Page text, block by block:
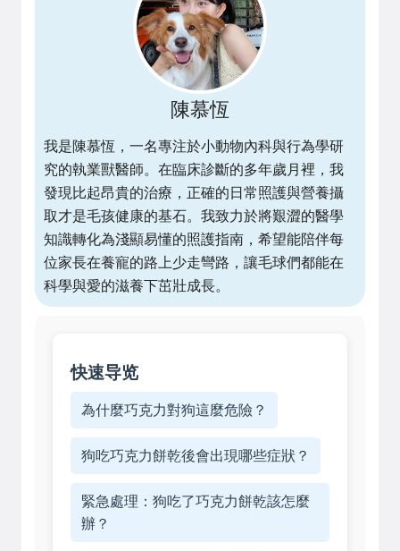
陳慕恆
我是陳慕恆，一名專注於小動物內科與行為學研
究的執業獸醫師。在臨床診斷的多年歲月裡，我
發現比起昂貴的治療，正確的日常照護與營養攝
取才是毛孩健康的基石。我致力於將艱澀的醫學
知識轉化為淺顯易懂的照護指南，希望能陪伴每
位家長在養寵的路上少走彎路，讓毛球們都能在
科學與愛的滋養下茁壯成長。
快速导览
為什麼巧克力對狗這麼危險？
狗吃巧克力餅乾後會出現哪些症狀？
緊急處理：狗吃了巧克力餅乾該怎麼
辦？